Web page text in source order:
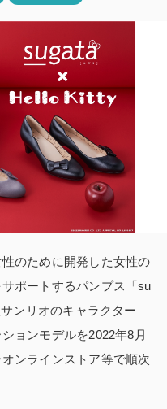
のために開発した女性の
ポートするパンプス「su
ンリオのキャラクター
ョンモデルを2022年8月
ンラインストア等で順次